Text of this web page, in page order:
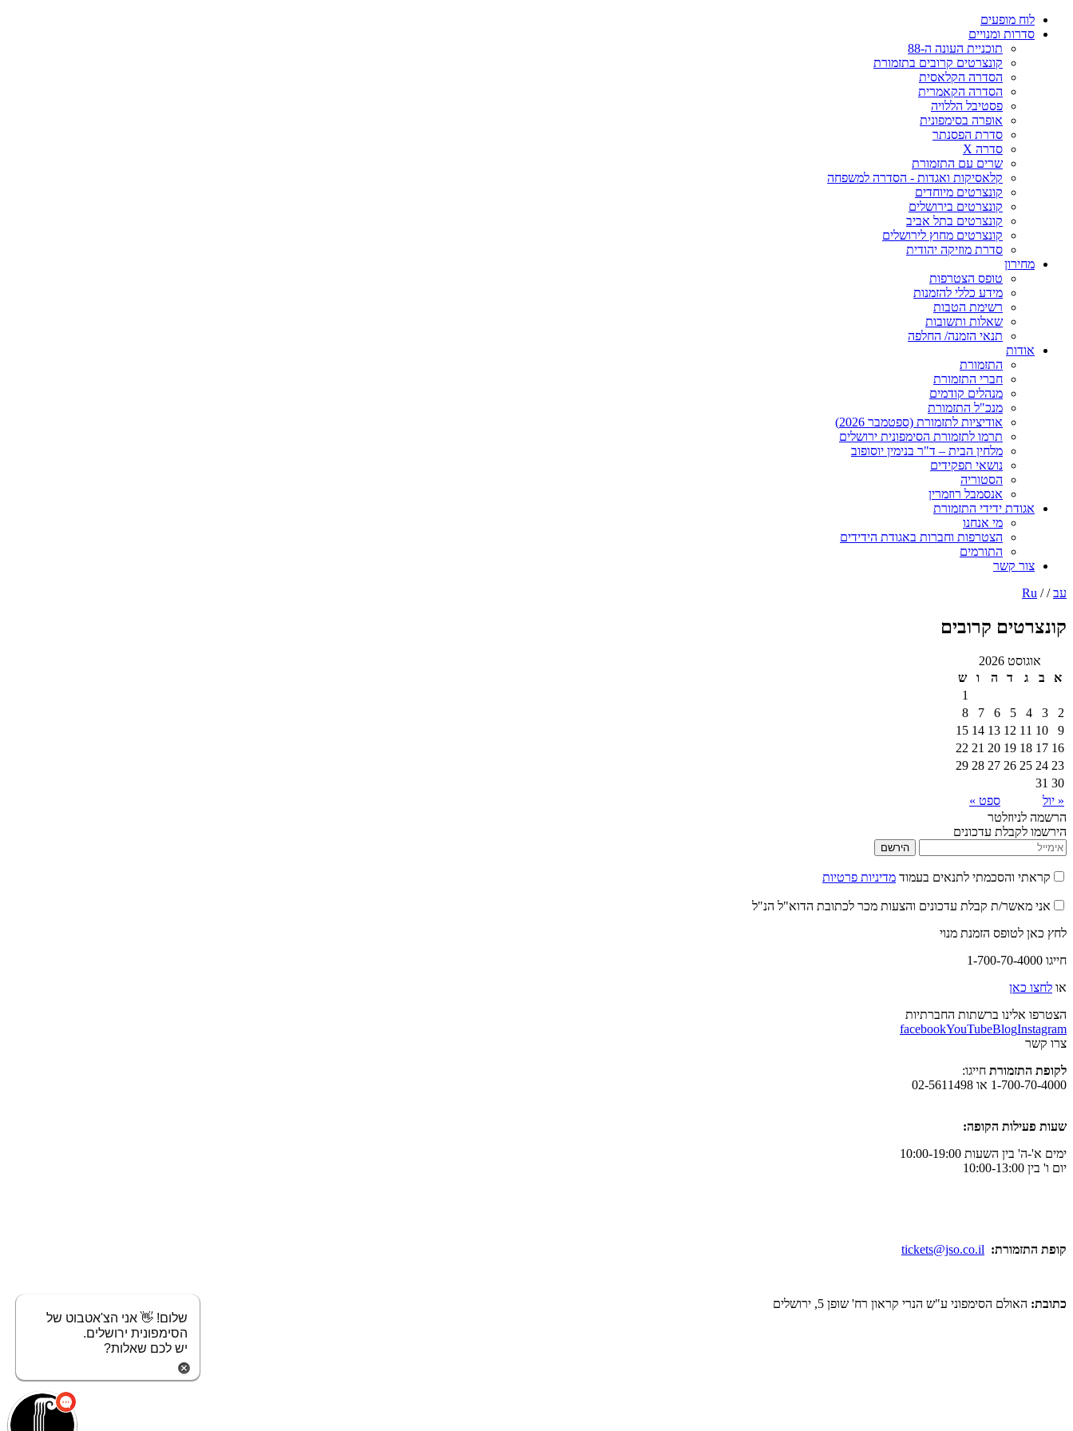
לוח מופעים
סדרות ומנויים
תוכניית העונה ה-88
קונצרטים קרובים בתזמורת
הסדרה הקלאסית
הסדרה הקאמרית
פסטיבל הללויה
אופרה בסימפונית
סדרת הפסנתר
סדרה X
שרים עם התזמורת
קלאסיקות ואגדות - הסדרה למשפחה
קונצרטים מיוחדים
קונצרטים בירושלים
קונצרטים בתל אביב
קונצרטים מחוץ לירושלים
סדרת מוזיקה יהודית
מחירון
טופס הצטרפות
מידע כללי להזמנות
רשימת הטבות
שאלות ותשובות
תנאי הזמנה/ החלפה
אודות
התזמורת
חברי התזמורת
מנהלים קודמים
מנכ"ל התזמורת
אודיציות לתזמורת (ספטמבר 2026)
תרמו לתזמורת הסימפונית ירושלים
מלחין הבית – ד"ר בנימין יוסופוב
נושאי תפקידים
הסטוריה
אנסמבל רוזמרין
אגודת ידידי התזמורת
מי אנחנו
הצטרפות וחברות באגודת הידידים
התורמים
צור קשר
עב/ /
Ru
קונצרטים קרובים
אוגוסט 2026
א
ב ג ד ה ו
ש
1
2
3
4
5
6
7
8
9
10
11
12
13
14
15
16
17
18
19
20
21
22
23
24
25
26
27
28
29
30
31
« יול
ספט »
הרשמה לניוזלטר
הירשמו לקבלת עדכונים
הירשם
קראתי והסכמתי לתנאים בעמוד מדיניות פרטיות
אני מאשר/ת קבלת עדכונים והצעות מכר לכתובת הדוא"ל הנ"ל
לחץ כאן לטופס הזמנת מנוי
חייגו 1-700-70-4000
או לחצו כאן
הצטרפו אלינו ברשתות החברתיות
facebookYouTubeBlogInstagram
צרו קשר
לקופת התזמורת חייגו:
1-700-70-4000 או 02-5611498
שעות פעילות הקופה:
ימים א'-ה' בין השעות 10:00-19:00
יום ו' בין 10:00-13:00
קופת התזמורת: tickets@jso.co.il
כתובת: האולם הסימפוני ע"ש הנרי קראון רח' שופן 5, ירושלים
שלום! 👋 אני הצ'אטבוט של
הסימפונית ירושלים.
יש לכם שאלות?